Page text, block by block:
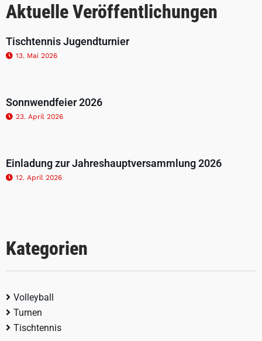
Aktuelle Veröffentlichungen
Tischtennis Jugendturnier
13. Mai 2026
Sonnwendfeier 2026
23. April 2026
Einladung zur Jahreshauptversammlung 2026
12. April 2026
Kategorien
Volleyball
Turnen
Tischtennis